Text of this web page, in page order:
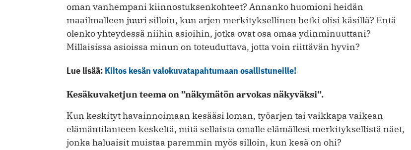
oman vanhempani kiinnostuksenkohteet? Annanko huomioni heidän
maailmalleen juuri silloin, kun arjen merkityksellinen hetki olisi käsillä? Entä
olenko yhteydessä niihin asioihin, jotka ovat osa omaa ydinminuuttani?
Millaisissa asioissa minun on toteuduttava, jotta voin riittävän hyvin?
Lue lisää: Kiitos kesän valokuvatapahtumaan osallistuneille!
Kesäkuvaketjun teema on ”näkymätön arvokas näkyväksi”.
Kun keskityt havainnoimaan kesääsi loman, työarjen tai vaikkapa vaikean
elämäntilanteen keskeltä, mitä sellaista omalle elämällesi merkityksellistä näet,
jonka haluaisit muistaa paremmin myös silloin, kun kesä on ohi?